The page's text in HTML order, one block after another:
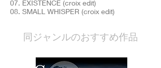
07. EXISTENCE (croix edit)
08. SMALL WHISPER (croix edit)
​同ジャンルのおすすめ作品